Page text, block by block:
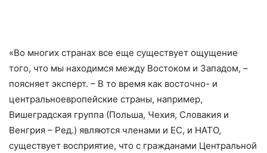
«Во многих странах все еще существует ощущение
того, что мы находимся между Востоком и Западом, –
поясняет эксперт. – В то время как восточно- и
центральноевропейские страны, например,
Вишеградская группа (Польша, Чехия, Словакия и
Венгрия – Ред.) являются членами и ЕС, и НАТО,
существует восприятие, что с гражданами Центральной